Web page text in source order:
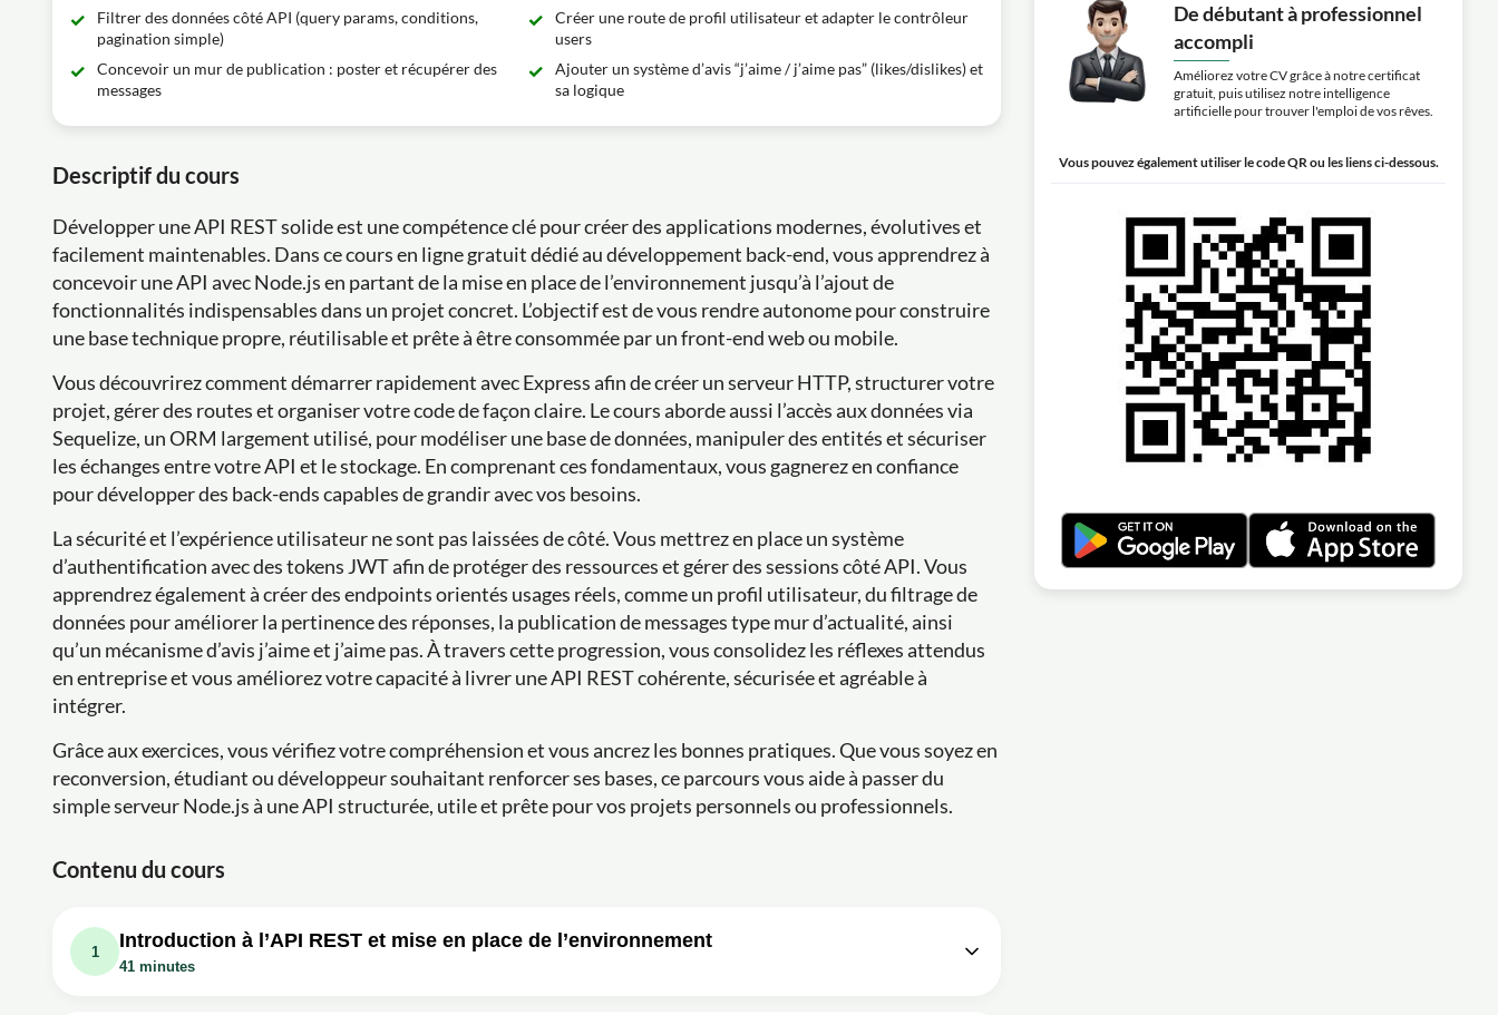
Filtrer des données côté API (query params, conditions,
pagination simple)
Créer une route de profil utilisateur et adapter le contrôleur
users
Concevoir un mur de publication : poster et récupérer des
messages
Ajouter un système d’avis “j’aime / j’aime pas” (likes/dislikes) et
sa logique
Descriptif du cours
Développer une API REST solide est une compétence clé pour créer des applications modernes, évolutives et
facilement maintenables. Dans ce cours en ligne gratuit dédié au développement back-end, vous apprendrez à
concevoir une API avec Node.js en partant de la mise en place de l’environnement jusqu’à l’ajout de
fonctionnalités indispensables dans un projet concret. L’objectif est de vous rendre autonome pour construire
une base technique propre, réutilisable et prête à être consommée par un front-end web ou mobile.
Vous découvrirez comment démarrer rapidement avec Express afin de créer un serveur HTTP, structurer votre
projet, gérer des routes et organiser votre code de façon claire. Le cours aborde aussi l’accès aux données via
Sequelize, un ORM largement utilisé, pour modéliser une base de données, manipuler des entités et sécuriser
les échanges entre votre API et le stockage. En comprenant ces fondamentaux, vous gagnerez en confiance
pour développer des back-ends capables de grandir avec vos besoins.
La sécurité et l’expérience utilisateur ne sont pas laissées de côté. Vous mettrez en place un système
d’authentification avec des tokens JWT afin de protéger des ressources et gérer des sessions côté API. Vous
apprendrez également à créer des endpoints orientés usages réels, comme un profil utilisateur, du filtrage de
données pour améliorer la pertinence des réponses, la publication de messages type mur d’actualité, ainsi
qu’un mécanisme d’avis j’aime et j’aime pas. À travers cette progression, vous consolidez les réflexes attendus
en entreprise et vous améliorez votre capacité à livrer une API REST cohérente, sécurisée et agréable à
intégrer.
Grâce aux exercices, vous vérifiez votre compréhension et vous ancrez les bonnes pratiques. Que vous soyez en
reconversion, étudiant ou développeur souhaitant renforcer ses bases, ce parcours vous aide à passer du
simple serveur Node.js à une API structurée, utile et prête pour vos projets personnels ou professionnels.
Contenu du cours
1
Introduction à l’API REST et mise en place de l’environnement
41 minutes
De débutant à professionnel
accompli
Améliorez votre CV grâce à notre certificat
gratuit, puis utilisez notre intelligence
artificielle pour trouver l'emploi de vos rêves.
Vous pouvez également utiliser le code QR ou les liens ci-dessous.